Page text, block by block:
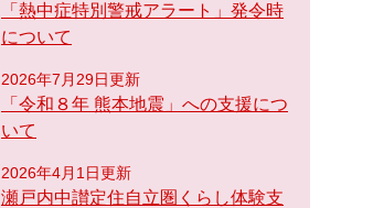
「熱中症特別警戒アラート」発令時
について
2026年7月29日更新
「令和８年 熊本地震」への支援につ
いて
2026年4月1日更新
瀬戸内中讃定住自立圏くらし体験支